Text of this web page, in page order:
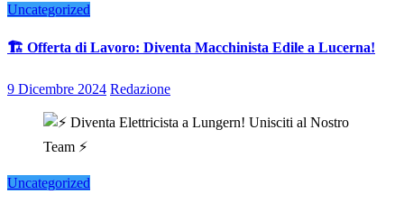
Uncategorized
🏗️ Offerta di Lavoro: Diventa Macchinista Edile a Lucerna!
9 Dicembre 2024 Redazione
Uncategorized